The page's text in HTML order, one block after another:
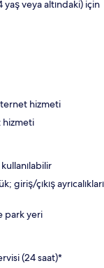
yaş veya altındaki) için
hizmeti
hizmeti
çıkış ayrıcalıkları
park yeri
(24 saat)*